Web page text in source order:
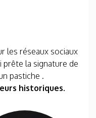
les réseaux sociaux
la signature de
pastiche .
historiques.